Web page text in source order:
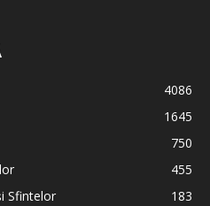
4086
1645
750
455
Sfintelor
183